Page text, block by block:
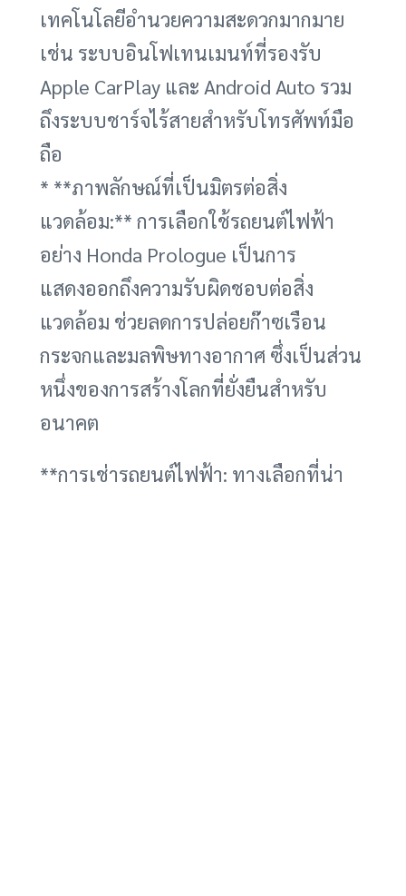
เทคโนโลยีอำนวยความสะดวกมากมาย
เช่น ระบบอินโฟเทนเมนท์ที่รองรับ
Apple CarPlay และ Android Auto รวม
ถึงระบบชาร์จไร้สายสำหรับโทรศัพท์มือ
ถือ
* **ภาพลักษณ์ที่เป็นมิตรต่อสิ่ง
แวดล้อม:** การเลือกใช้รถยนต์ไฟฟ้า
อย่าง Honda Prologue เป็นการ
แสดงออกถึงความรับผิดชอบต่อสิ่ง
แวดล้อม ช่วยลดการปล่อยก๊าซเรือน
กระจกและมลพิษทางอากาศ ซึ่งเป็นส่วน
หนึ่งของการสร้างโลกที่ยั่งยืนสำหรับ
อนาคต
**การเช่ารถยนต์ไฟฟ้า: ทางเลือกที่น่า